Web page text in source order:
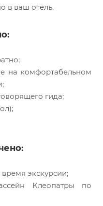
в ваш отель.
на комфортабельном
гида;
экскурсии;
Клеопатры по